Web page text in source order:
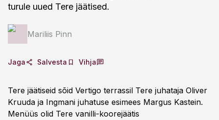
turule uued Tere jäätised.
Mariliis Pinn
Jaga Salvesta Vihja
Tere jäätiseid sõid Vertigo terrassil Tere juhataja Oliver
Kruuda ja Ingmani juhatuse esimees Margus Kastein.
Menüüs olid Tere vanilli-koorejäätis